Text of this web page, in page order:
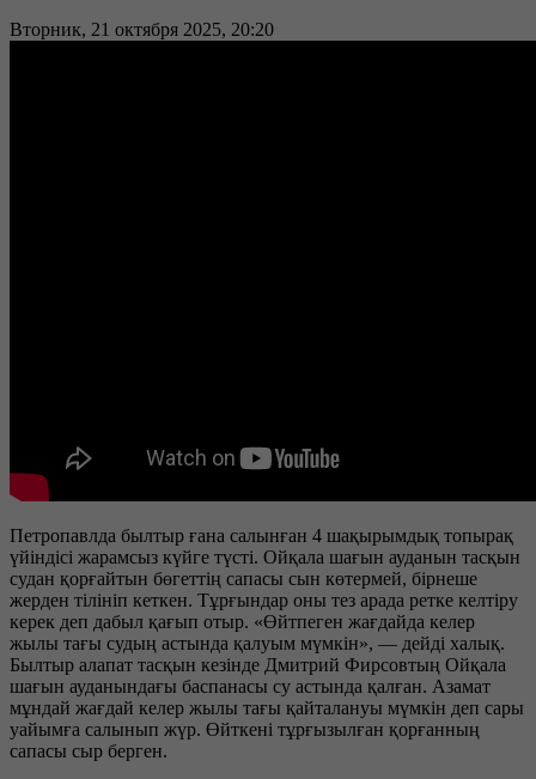
Вторник, 21 октября 2025, 20:20
Петропавлда былтыр ғана салынған 4 шақырымдық топырақ
үйіндісі жарамсыз күйге түсті. Ойқала шағын ауданын тасқын
судан қорғайтын бөгеттің сапасы сын көтермей, бірнеше
жерден тілініп кеткен. Тұрғындар оны тез арада ретке келтіру
керек деп дабыл қағып отыр. «Өйтпеген жағдайда келер
жылы тағы судың астында қалуым мүмкін», — дейді халық.
Былтыр алапат тасқын кезінде Дмитрий Фирсовтың Ойқала
шағын ауданындағы баспанасы су астында қалған. Азамат
мұндай жағдай келер жылы тағы қайталануы мүмкін деп сары
уайымға салынып жүр. Өйткені тұрғызылған қорғанның
сапасы сыр берген.